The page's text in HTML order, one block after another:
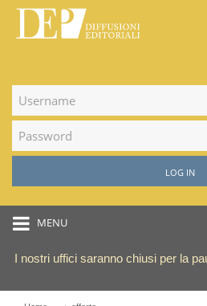
LOG IN
MENU
I nostri uffici saranno chiusi per la